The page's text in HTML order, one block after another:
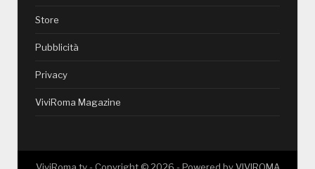
Store
Pubblicità
Privacy
ViviRoma Magazine